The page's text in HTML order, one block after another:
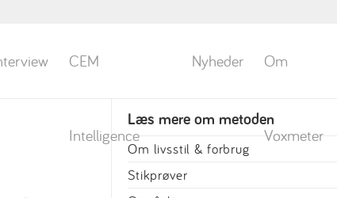
CEM
Intelligence
Nyheder Om
Voxmeter
Læs mere om metoden
Om livsstil & forbrug
Stikprøver